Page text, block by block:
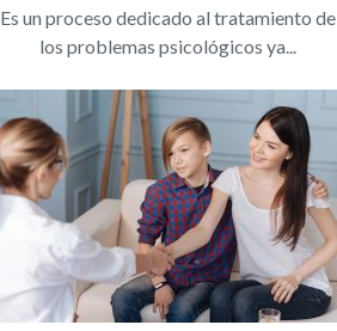
Es un proceso dedicado al tratamiento de
los problemas psicológicos ya...